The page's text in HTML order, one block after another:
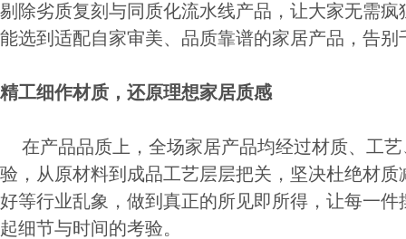
剔除劣质复刻与同质化流水线产品，让大家无需
能选到适配自家审美、品质靠谱的家居产品，告
精工细作材质，还原理想家居质感
在产品品质上，全场家居产品均经过材质、工
验，从原材料到成品工艺层层把关，坚决杜绝材
好等行业乱象，做到真正的所见即所得，让每一
起细节与时间的考验。